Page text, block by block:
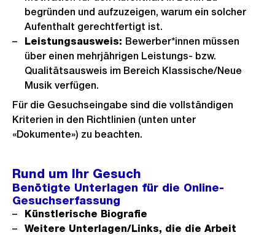
begründen und aufzuzeigen, warum ein solcher
Aufenthalt gerechtfertigt ist.
Leistungsausweis: Bewerber*innen müssen
über einen mehrjährigen Leistungs- bzw.
Qualitätsausweis im Bereich Klassische/Neue
Musik verfügen.
Für die Gesuchseingabe sind die vollständigen
Kriterien in den Richtlinien (unten unter
«Dokumente») zu beachten.
Rund um Ihr Gesuch
Benötigte Unterlagen für die Online-
Gesuchserfassung
Künstlerische Biografie
Weitere Unterlagen/Links, die die Arbeit